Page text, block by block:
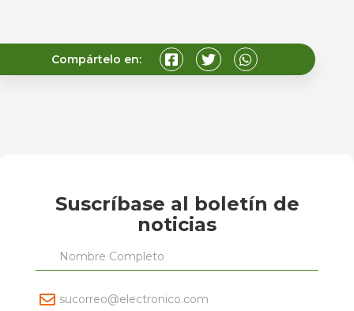
Compártelo en:
Suscríbase al boletín de
noticias